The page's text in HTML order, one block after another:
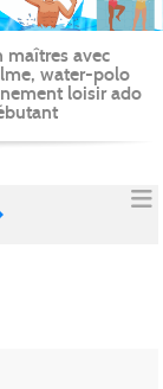
maîtres avec
water-polo
loisir ado